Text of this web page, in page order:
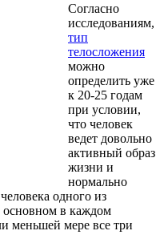
Согласно
исследованиям,
тип
телосложения
можно
определить уже
к 20-25 годам
при условии,
что человек
ведет довольно
активный образ
жизни и
нормально
одного из
основном в каждом
меньшей мере все три